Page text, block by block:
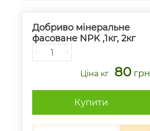
Добриво мінеральне
фасоване NPK ,1кг, 2кг
− +
Ціна кг 80 грн
Купити